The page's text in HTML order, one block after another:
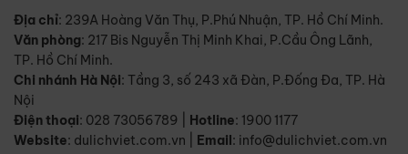
Địa chỉ: 239A Hoàng Văn Thụ, P.Phú Nhuận, TP. Hồ Chí Minh.
Văn phòng: 217 Bis Nguyễn Thị Minh Khai, P.Cầu Ông Lãnh,
TP. Hồ Chí Minh.
Chi nhánh Hà Nội: Tầng 3, số 243 xã Đàn, P.Đống Đa, TP. Hà
Nội
Điện thoại: 028 73056789 Hotline: 1900 1177
Website: dulichviet.com.vn Email: info@dulichviet.com.vn